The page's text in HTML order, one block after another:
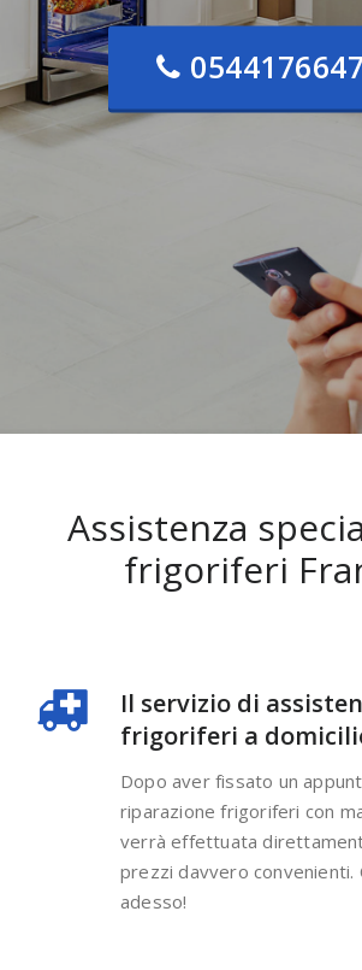
Assistenza
frigoriferi
Il servizio di
frigoriferi a
Dopo aver fissato un
riparazione frigoriferi con
verrà effettuata
prezzi davvero convenienti.
adesso!